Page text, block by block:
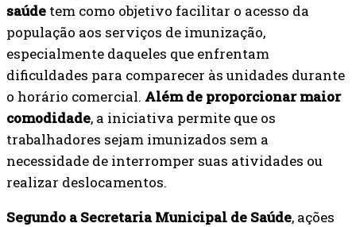
saúde tem como objetivo facilitar o acesso da
população aos serviços de imunização,
especialmente daqueles que enfrentam
dificuldades para comparecer às unidades durante
o horário comercial. Além de proporcionar maior
comodidade, a iniciativa permite que os
trabalhadores sejam imunizados sem a
necessidade de interromper suas atividades ou
realizar deslocamentos.
Segundo a Secretaria Municipal de Saúde, ações